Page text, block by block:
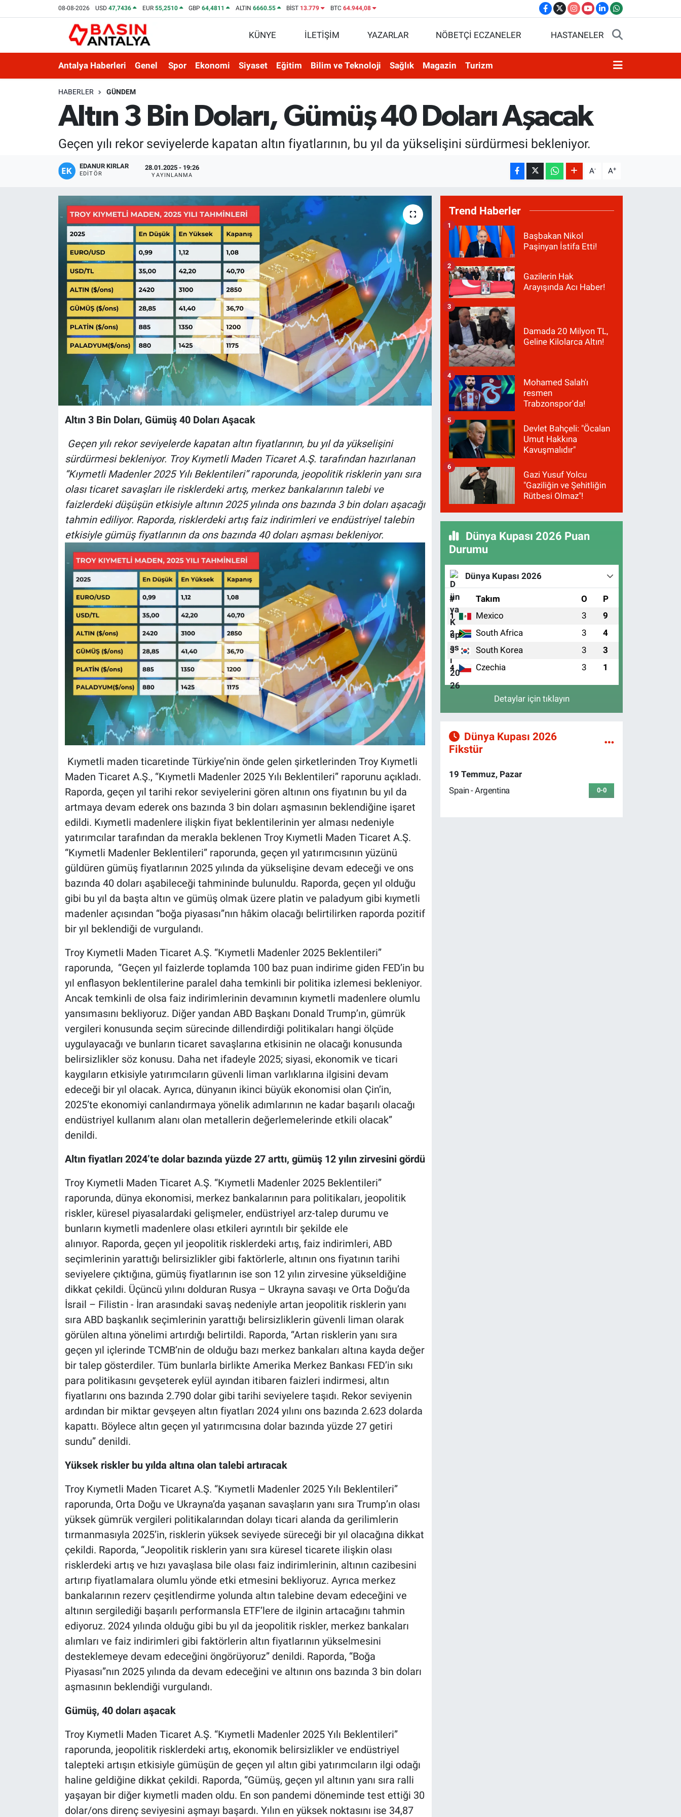
08-08-2026 USD47,7436 EUR 55,2510 GBP64,4811 ALTIN 6660.55 BİST 13.779 BTC 64.944,08
KÜNYE İLETİŞİM YAZARLAR NÖBETÇİ ECZANELER HASTANELER
Antalya Haberleri Genel Spor Ekonomi Siyaset Eğitim Bilim ve Teknoloji Sağlık Magazin Turizm
HABERLER GÜNDEM
Altın 3 Bin Doları, Gümüş 40 Doları Aşacak
Geçen yılı rekor seviyelerde kapatan altın fiyatlarının, bu yıl da yükselişini sürdürmesi bekleniyor.
EDANUR KIRLAR
EDITÖR
28.01.2025 - 19:26
YAYINLANMA A- A+
Altın 3 Bin Doları, Gümüş 40 Doları Aşacak
Geçen yılı rekor seviyelerde kapatan altın fiyatlarının, bu yıl da yükselişini
sürdürmesi bekleniyor. Troy Kıymetli Maden Ticaret A.Ş. tarafından hazırlanan
“Kıymetli Madenler 2025 Yılı Beklentileri” raporunda, jeopolitik risklerin yanı sıra
olası ticaret savaşları ile risklerdeki artış, merkez bankalarının talebi ve
faizlerdeki düşüşün etkisiyle altının 2025 yılında ons bazında 3 bin doları aşacağı
tahmin ediliyor. Raporda, risklerdeki artış faiz indirimleri ve endüstriyel talebin
etkisiyle gümüş fiyatlarının da ons bazında 40 doları aşması bekleniyor.
Kıymetli maden ticaretinde Türkiye’nin önde gelen şirketlerinden Troy Kıymetli
Maden Ticaret A.Ş., “Kıymetli Madenler 2025 Yılı Beklentileri” raporunu açıkladı.
Raporda, geçen yıl tarihi rekor seviyelerini gören altının ons fiyatının bu yıl da
artmaya devam ederek ons bazında 3 bin doları aşmasının beklendiğine işaret
edildi. Kıymetli madenlere ilişkin fiyat beklentilerinin yer alması nedeniyle
yatırımcılar tarafından da merakla beklenen Troy Kıymetli Maden Ticaret A.Ş.
“Kıymetli Madenler Beklentileri” raporunda, geçen yıl yatırımcısının yüzünü
güldüren gümüş fiyatlarının 2025 yılında da yükselişine devam edeceği ve ons
bazında 40 doları aşabileceği tahmininde bulunuldu. Raporda, geçen yıl olduğu
gibi bu yıl da başta altın ve gümüş olmak üzere platin ve paladyum gibi kıymetli
madenler açısından “boğa piyasası”nın hâkim olacağı belirtilirken raporda pozitif
bir yıl beklendiği de vurgulandı.
Troy Kıymetli Maden Ticaret A.Ş. “Kıymetli Madenler 2025 Beklentileri”
raporunda, “Geçen yıl faizlerde toplamda 100 baz puan indirime giden FED’in bu
yıl enflasyon beklentilerine paralel daha temkinli bir politika izlemesi bekleniyor.
Ancak temkinli de olsa faiz indirimlerinin devamının kıymetli madenlere olumlu
yansımasını bekliyoruz. Diğer yandan ABD Başkanı Donald Trump’ın, gümrük
vergileri konusunda seçim sürecinde dillendirdiği politikaları hangi ölçüde
uygulayacağı ve bunların ticaret savaşlarına etkisinin ne olacağı konusunda
belirsizlikler söz konusu. Daha net ifadeyle 2025; siyasi, ekonomik ve ticari
kaygıların etkisiyle yatırımcıların güvenli liman varlıklarına ilgisini devam
edeceği bir yıl olacak. Ayrıca, dünyanın ikinci büyük ekonomisi olan Çin’in,
2025’te ekonomiyi canlandırmaya yönelik adımlarının ne kadar başarılı olacağı
endüstriyel kullanım alanı olan metallerin değerlemelerinde etkili olacak”
denildi.
Altın fiyatları 2024’te dolar bazında yüzde 27 arttı, gümüş 12 yılın zirvesini gördü
Troy Kıymetli Maden Ticaret A.Ş. “Kıymetli Madenler 2025 Beklentileri”
raporunda, dünya ekonomisi, merkez bankalarının para politikaları, jeopolitik
riskler, küresel piyasalardaki gelişmeler, endüstriyel arz-talep durumu ve
bunların kıymetli madenlere olası etkileri ayrıntılı bir şekilde ele
alınıyor. Raporda, geçen yıl jeopolitik risklerdeki artış, faiz indirimleri, ABD
seçimlerinin yarattığı belirsizlikler gibi faktörlerle, altının ons fiyatının tarihi
seviyelere çıktığına, gümüş fiyatlarının ise son 12 yılın zirvesine yükseldiğine
dikkat çekildi. Üçüncü yılını dolduran Rusya – Ukrayna savaşı ve Orta Doğu’da
İsrail – Filistin - İran arasındaki savaş nedeniyle artan jeopolitik risklerin yanı
sıra ABD başkanlık seçimlerinin yarattığı belirsizliklerin güvenli liman olarak
görülen altına yönelimi artırdığı belirtildi. Raporda, “Artan risklerin yanı sıra
geçen yıl içlerinde TCMB’nin de olduğu bazı merkez bankaları altına kayda değer
bir talep gösterdiler. Tüm bunlarla birlikte Amerika Merkez Bankası FED’in sıkı
para politikasını gevşeterek eylül ayından itibaren faizleri indirmesi, altın
fiyatlarını ons bazında 2.790 dolar gibi tarihi seviyelere taşıdı. Rekor seviyenin
ardından bir miktar gevşeyen altın fiyatları 2024 yılını ons bazında 2.623 dolarda
kapattı. Böylece altın geçen yıl yatırımcısına dolar bazında yüzde 27 getiri
sundu” denildi.
Yüksek riskler bu yılda altına olan talebi artıracak
Troy Kıymetli Maden Ticaret A.Ş. “Kıymetli Madenler 2025 Yılı Beklentileri”
raporunda, Orta Doğu ve Ukrayna’da yaşanan savaşların yanı sıra Trump’ın olası
yüksek gümrük vergileri politikalarından dolayı ticari alanda da gerilimlerin
tırmanmasıyla 2025’in, risklerin yüksek seviyede süreceği bir yıl olacağına dikkat
çekildi. Raporda, “Jeopolitik risklerin yanı sıra küresel ticarete ilişkin olası
risklerdeki artış ve hızı yavaşlasa bile olası faiz indirimlerinin, altının cazibesini
artırıp fiyatlamalara olumlu yönde etki etmesini bekliyoruz. Ayrıca merkez
bankalarının rezerv çeşitlendirme yolunda altın talebine devam edeceğini ve
altının sergilediği başarılı performansla ETF’lere de ilginin artacağını tahmin
ediyoruz. 2024 yılında olduğu gibi bu yıl da jeopolitik riskler, merkez bankaları
alımları ve faiz indirimleri gibi faktörlerin altın fiyatlarının yükselmesini
desteklemeye devam edeceğini öngörüyoruz” denildi. Raporda, “Boğa
Piyasası”nın 2025 yılında da devam edeceğini ve altının ons bazında 3 bin doları
aşmasının beklendiği vurgulandı.
Gümüş, 40 doları aşacak
Troy Kıymetli Maden Ticaret A.Ş. “Kıymetli Madenler 2025 Yılı Beklentileri”
raporunda, jeopolitik risklerdeki artış, ekonomik belirsizlikler ve endüstriyel
talepteki artışın etkisiyle gümüşün de geçen yıl altın gibi yatırımcıların ilgi odağı
haline geldiğine dikkat çekildi. Raporda, “Gümüş, geçen yıl altının yanı sıra ralli
yaşayan bir diğer kıymetli maden oldu. En son pandemi döneminde test ettiği 30
dolar/ons direnç seviyesini aşmayı başardı. Yılın en yüksek noktasını ise 34,87
Trend Haberler
Başbakan Nikol
Paşinyan İstifa Etti!
1
Gazilerin Hak
Arayışında Acı Haber!
2
Damada 20 Milyon TL,
Geline Kilolarca Altın!
3
Mohamed Salah'ı
resmen
Trabzonspor'da!
4
Devlet Bahçeli: "Öcalan
Umut Hakkına
Kavuşmalıdır"
5
Gazi Yusuf Yolcu
"Gaziliğin ve Şehitliğin
Rütbesi Olmaz"!
6
Dünya Kupası 2026 Puan
Durumu
Dünya Kupası 2026
# Takım O P
1 Mexico 3 9
2 South Africa 3 4
3 South Korea 3 3
4 Czechia 3 1
Detaylar için tıklayın
Dünya Kupası 2026
Fikstür
19 Temmuz, Pazar
Spain - Argentina
0-0